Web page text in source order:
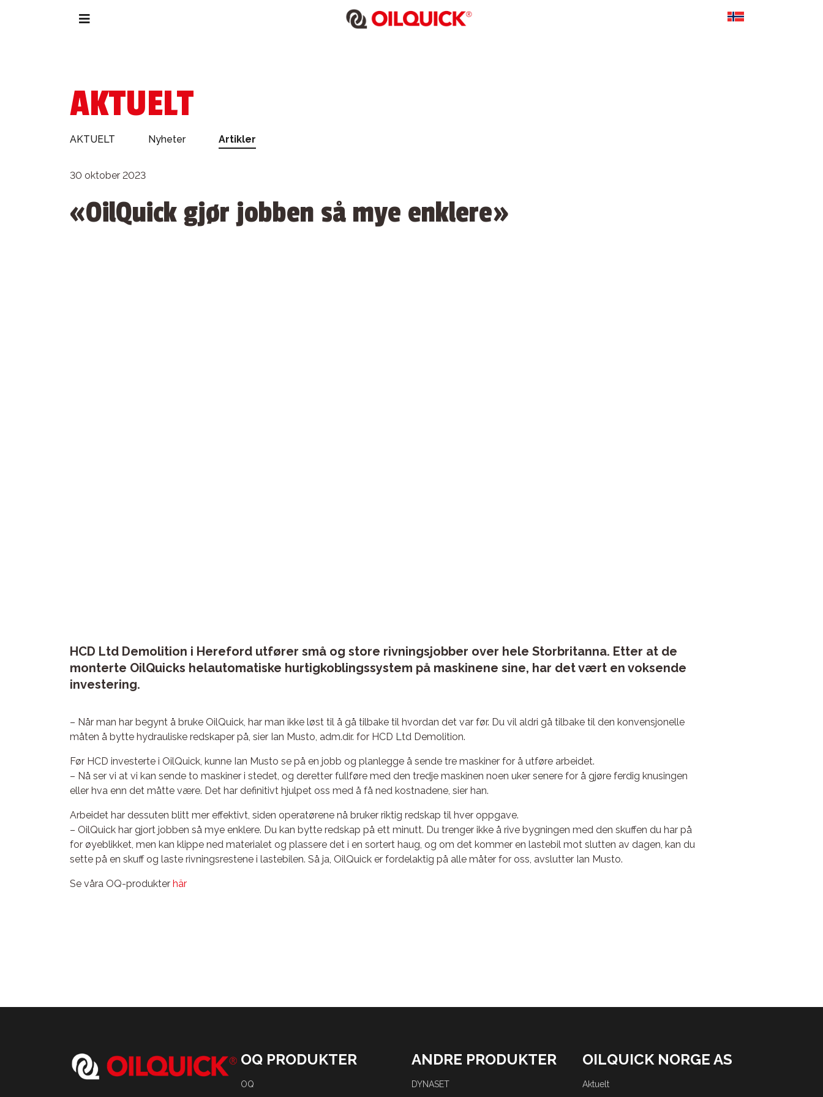
AKTUELT
AKTUELT Nyheter Artikler
30 oktober 2023
«OilQuick gjør jobben så mye enklere»
HCD Ltd Demolition i Hereford utfører små og store rivningsjobber over hele Storbritanna. Etter at de
monterte OilQuicks helautomatiske hurtigkoblingssystem på maskinene sine, har det vært en voksende
investering.
– Når man har begynt å bruke OilQuick, har man ikke løst til å gå tilbake til hvordan det var før. Du vil aldri gå tilbake til den konvensjonelle
måten å bytte hydrauliske redskaper på, sier Ian Musto, adm.dir. for HCD Ltd Demolition.
Før HCD investerte i OilQuick, kunne Ian Musto se på en jobb og planlegge å sende tre maskiner for å utføre arbeidet.
– Nå ser vi at vi kan sende to maskiner i stedet, og deretter fullføre med den tredje maskinen noen uker senere for å gjøre ferdig knusingen
eller hva enn det måtte være. Det har definitivt hjulpet oss med å få ned kostnadene, sier han.
Arbeidet har dessuten blitt mer effektivt, siden operatørene nå bruker riktig redskap til hver oppgave.
– OilQuick har gjort jobben så mye enklere. Du kan bytte redskap på ett minutt. Du trenger ikke å rive bygningen med den skuffen du har på
for øyeblikket, men kan klippe ned materialet og plassere det i en sortert haug, og om det kommer en lastebil mot slutten av dagen, kan du
sette på en skuff og laste rivningsrestene i lastebilen. Så ja, OilQuick er fordelaktig på alle måter for oss, avslutter Ian Musto.
Se våra OQ-produkter här
OQ PRODUKTER
OQ
ANDRE PRODUKTER
DYNASET
OILQUICK NORGE AS
Aktuelt